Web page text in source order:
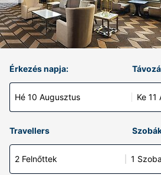
Érkezés napja:
Hé 10 Augusztus Ke 11
Travellers
2 Felnőttek 1 Szoba